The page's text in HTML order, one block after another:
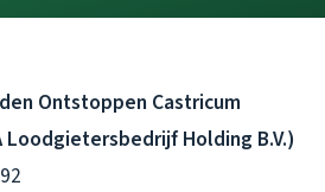
Ontstoppen Castricum
Loodgietersbedrijf Holding B.V.)